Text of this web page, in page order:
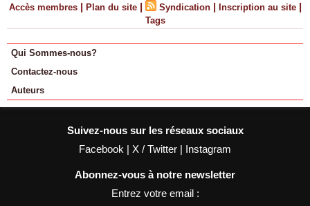
Accès membres | Plan du site | Syndication | Inscription au site |
Tags
Qui Sommes-nous?
Contactez-nous
Auteurs
Suivez-nous sur les réseaux sociaux
Facebook | X / Twitter | Instagram
Abonnez-vous à notre newsletter
Entrez votre email :